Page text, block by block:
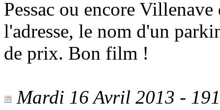
Pessac ou encore
l'adresse, le nom d'un
de prix. Bon film !
Mardi 16 Avril 2013 -